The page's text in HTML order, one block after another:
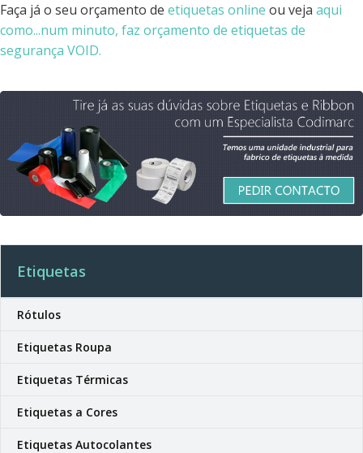
Faça já o seu orçamento de etiquetas online ou veja aqui
como...num minuto, faz orçamento de etiquetas de
segurança VOID.
Etiquetas
Rótulos
Etiquetas Roupa
Etiquetas Térmicas
Etiquetas a Cores
Etiquetas Autocolantes